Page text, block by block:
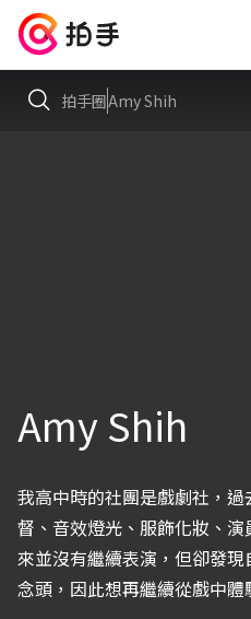
拍手圈Amy Shih
Amy Shih
我高中時的社團是戲劇社，
督、音效燈光、服飾化妝、
來並沒有繼續表演，但卻發
念頭，因此想再繼續從戲中體